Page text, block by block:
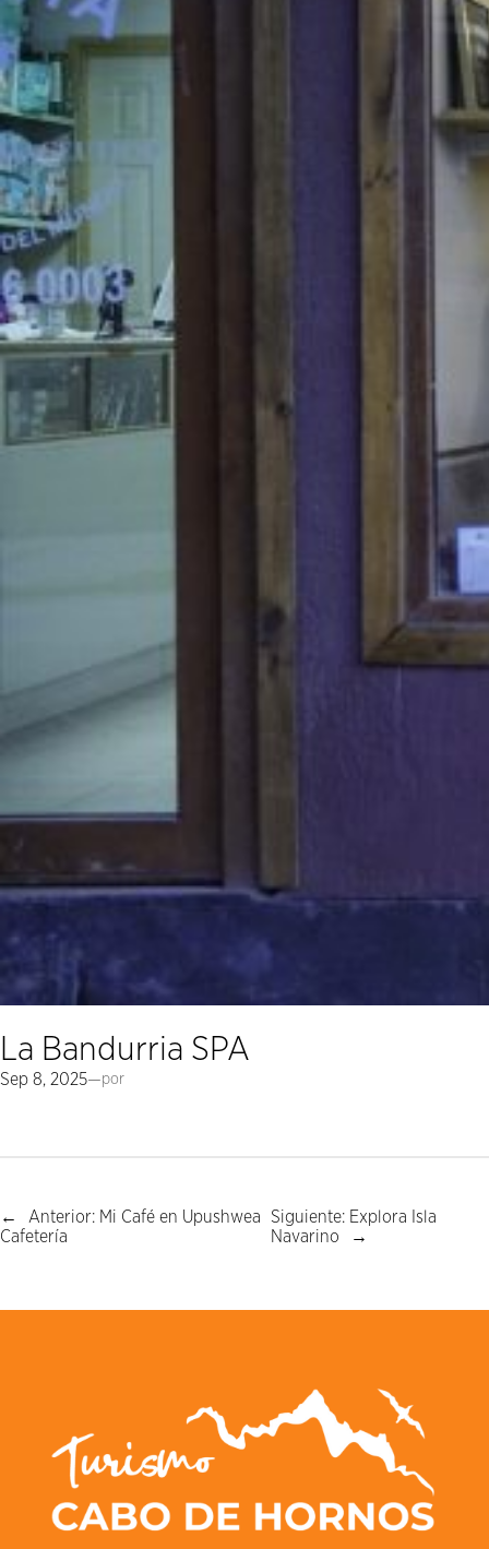
La Bandurria SPA
Sep 8, 2025—por
← Anterior: Mi Café en Upushwea
Cafetería
Siguiente: Explora Isla
Navarino
→